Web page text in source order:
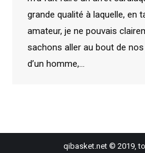
grande qualité à laquelle, en
amateur, je ne pouvais
sachons aller au bout de
d’un homme,…
qibasket.net © 2019,